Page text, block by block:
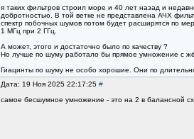
я таких фильтров строил море и 40 лет назад и
добротностью. В той ветке не представлена АЧХ
спектр побочных шумов потом будет расширятся по
1 МГц при 2 ГГц.
А может, этого и достаточно было по качеству ?
Но лучше по шуму работало бы прямое умножение с
Гиацинты по шуму не особо хорошие. Они по
Дата: 19 Ноя 2025 22:17:25 #
самое бесшумное умножение - это на 2 в балансной